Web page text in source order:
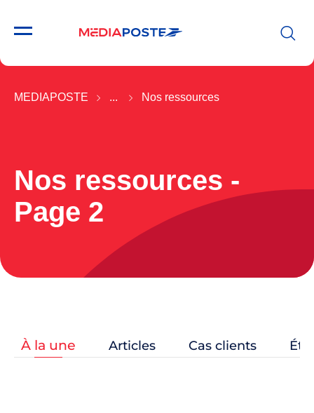
MEDIAPOSTE ... Nos ressources
Nos ressources -
Page 2
À la une Articles Cas clients